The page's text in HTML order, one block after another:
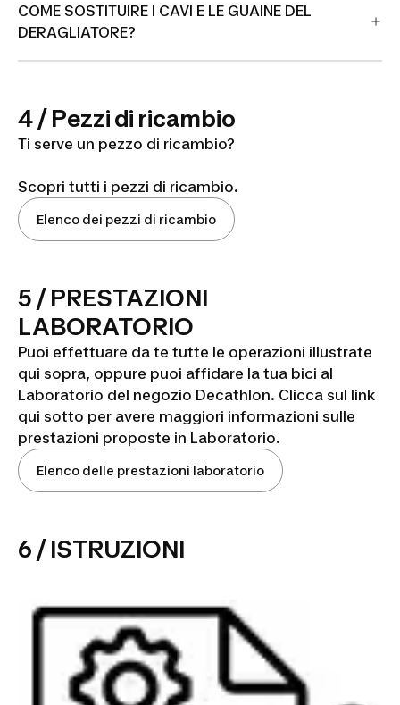
COME SOSTITUIRE I CAVI E LE GUAINE DEL
DERAGLIATORE?
4 / Pezzi di ricambio
Ti serve un pezzo di ricambio?
Scopri tutti i pezzi di ricambio.
Elenco dei pezzi di ricambio
5 / PRESTAZIONI
LABORATORIO
Puoi effettuare da te tutte le operazioni illustrate
qui sopra, oppure puoi affidare la tua bici al
Laboratorio del negozio Decathlon. Clicca sul link
qui sotto per avere maggiori informazioni sulle
prestazioni proposte in Laboratorio.
Elenco delle prestazioni laboratorio
6 / ISTRUZIONI